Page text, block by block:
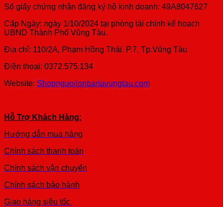
Số giấy chứng nhận đăng ký hộ kinh doanh: 49A8047627
Cấp Ngày: ngày 1/10/2024 tại phòng tài chính kế hoạch
UBND Thành Phố Vũng Tàu.
Địa chỉ: 110/2A, Phạm Hồng Thái, P.7, Tp.Vũng Tàu
Điện thoại: 0372.575.134
Website: Shopnguoilonbariavungtau.com
Hỗ Trợ Khách Hàng:
Hướng dẫn mua hàng
Chính sách thanh toán
Chính sách vận chuyển
Chính sách bảo hành
Giao hàng siêu tốc